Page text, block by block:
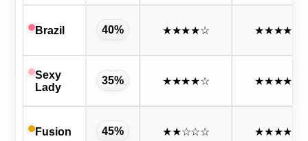
Brazil 40% ★★★★☆ ★★★★★
Sexy
Lady
35% ★★★★☆ ★★★★★
Fusion 45% ★★☆☆☆ ★★★★★